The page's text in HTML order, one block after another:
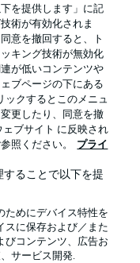
to be
を提供します」に記
術が有効化されま
意を撤回すると、ト
キング技術が無効化
が低いコンテンツや
ブページの下にある
ックするとこのメニュ
更したり、同意を撤
ブサイト に反映され
照ください。
プライ
ることで以下を提
ためにデバイス特性を
スに保存および／また
びコンテンツ、広告お
サービス開発.